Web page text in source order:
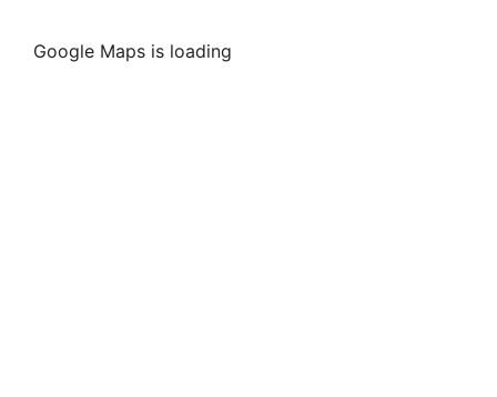
Google Maps is loading